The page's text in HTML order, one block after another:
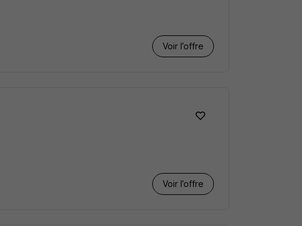
Voir l’offre
Voir l’offre